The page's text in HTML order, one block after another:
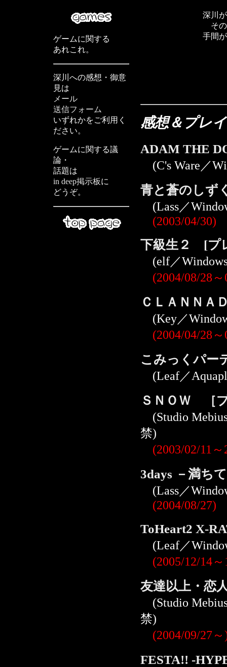
ゲームに関する
あれこれ。
深川への感想・御意
見は
メール
送信フォーム
いずれかをご利用く
ださい。
ゲームに関する議
論・
話題は
in deep掲示板に
どうぞ。
深川
そ
手間
感想＆プレ
ADAM THE
(C's Ware／
青と蒼のしず
(Lass／
(2003/04/30)
下級生２ [プ
(elf／
(2004/08/28
ＣＬＡＮＮ
(Key／
(2004/04/28
こみっくパ
(Leaf／
ＳＮＯＷ ［
(Studio
禁)
(2003/02/11～
3days －満ち
(Lass／
(2004/08/27)
ToHeart2 X-
(Leaf／
(2005/12/14
友達以上・恋
(Studio
禁)
(2004/09/27～
FESTA!! -